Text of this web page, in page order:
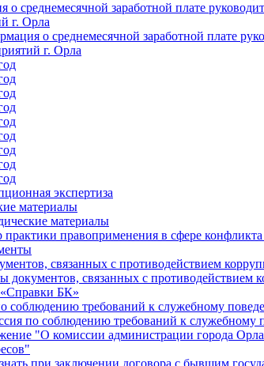
о среднемесячной заработной плате
г. Орла
о среднемесячной заработной плате
г. Орла
экспертиза
материалы
материалы
практики правоприменения в сфере конфликта
связанных с противодействием
документов, связанных с противодействием
БК»
соблюдению требований к служебному
по соблюдению требований к
"О комиссии администрации города
при заключении договора с бывшим